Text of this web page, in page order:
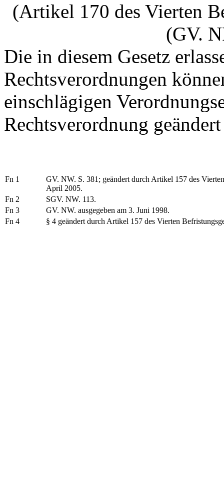
(Artikel 170 des Vierten
(GV.
Die in diesem Gesetz
Rechtsverordnungen
einschlägigen
Rechtsverordnung
Fn 1
GV. NW. S. 381; geändert durch Artikel 157 des
April 2005.
Fn 2
SGV. NW. 113.
Fn 3
GV. NW. ausgegeben am 3. Juni 1998.
Fn 4
§ 4 geändert durch Artikel 157 des Vierten